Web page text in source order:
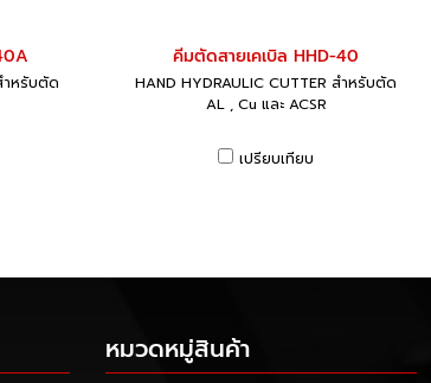
ำหรับตัด
คีมตัดสายเคเบิล HHD-40
HAND HYDRAULIC CUTTER สำหรับตัด
AL , Cu และ ACSR
เปรียบเทียบ
หมวดหมู่สินค้า